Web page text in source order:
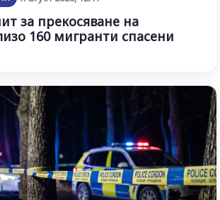
за прекосяване на
160 мигранти спасени